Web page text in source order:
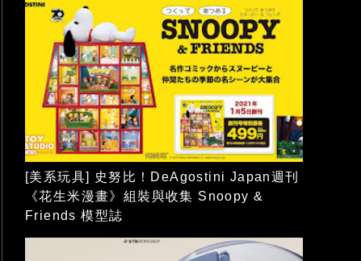
[美系玩具] 史努比！DeAgostini Japan週刊
《花生米漫畫》組裝與收集 Snoopy &
Friends 模型誌